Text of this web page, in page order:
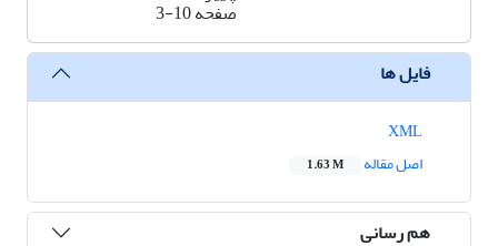
صفحه3-10
فایل ها
اصل مقاله
1.63 M
هم رسانی